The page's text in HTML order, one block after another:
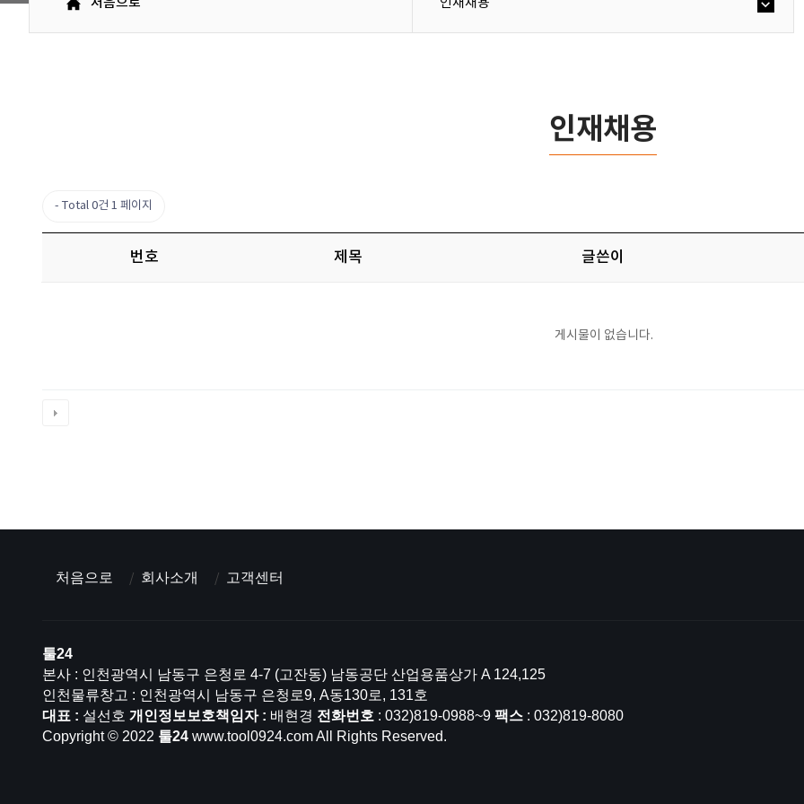
처음으로 인재채용
인재채용
Total 0건 1 페이지
번호 제목 글쓴이
게시물이 없습니다.
처음으로 회사소개 고객센터
툴24
본사 : 인천광역시 남동구 은청로 4-7 (고잔동) 남동공단 산업용품상가 A 124,125
인천물류창고 : 인천광역시 남동구 은청로9, A동130로, 131호
대표 : 설선호 개인정보보호책임자 : 배현경 전화번호 : 032)819-0988~9 팩스 : 032)819-8080
Copyright © 2022 툴24 www.tool0924.com All Rights Reserved.